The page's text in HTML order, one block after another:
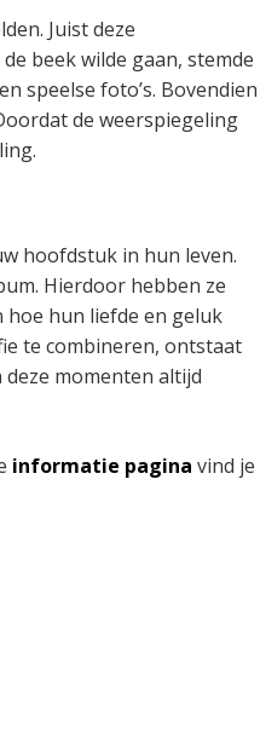
Juist deze
beek wilde gaan, stemde
speelse foto’s. Bovendien
de weerspiegeling
hoofdstuk in hun leven.
Hierdoor hebben ze
hoe hun liefde en geluk
te combineren, ontstaat
momenten altijd
informatie pagina vind je